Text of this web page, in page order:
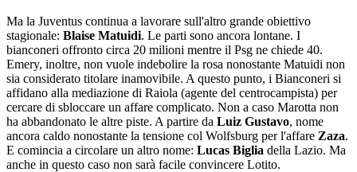
Ma la Juventus continua a lavorare sull'altro grande obiettivo
stagionale: Blaise Matuidi. Le parti sono ancora lontane. I
bianconeri offronto circa 20 milioni mentre il Psg ne chiede 40.
Emery, inoltre, non vuole indebolire la rosa nonostante Matuidi non
sia considerato titolare inamovibile. A questo punto, i Bianconeri si
affidano alla mediazione di Raiola (agente del centrocampista) per
cercare di sbloccare un affare complicato. Non a caso Marotta non
ha abbandonato le altre piste. A partire da Luiz Gustavo, nome
ancora caldo nonostante la tensione col Wolfsburg per l'affare Zaza.
E comincia a circolare un altro nome: Lucas Biglia della Lazio. Ma
anche in questo caso non sarà facile convincere Lotito.